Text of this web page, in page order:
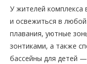
У жителей комплекса
и освежиться в
плавания, уютные
зонтиками, а также
бассейны для детей